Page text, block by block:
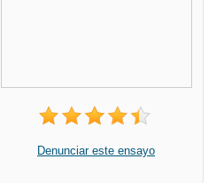
Denunciar este ensayo